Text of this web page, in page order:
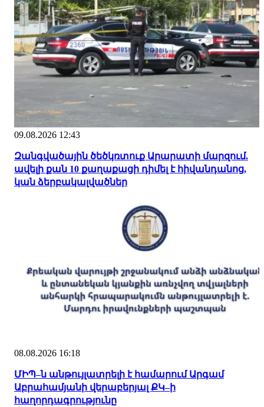
09.08.2026 12:43
Զանգվածային ծեծկռտուք Արարատի մարզում.
ավելի քան 10 քաղաքացի դիմել է հիվանդանոց,
կան ձերբակալվածներ
08.08.2026 16:18
ՄԻՊ–ն անթույլատրելի է համարում Արգամ
Աբրահամյանի վերաբերյալ ՔԿ–ի
հաղորդագրությունը